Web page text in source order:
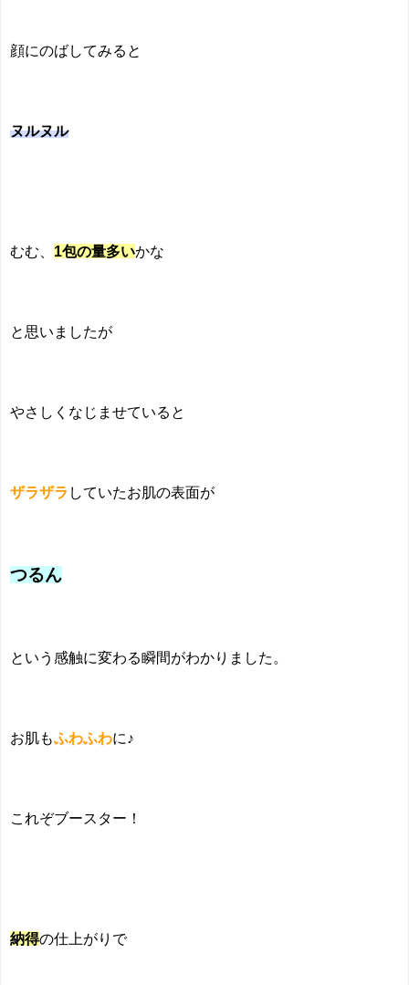
顔にのばしてみると
ヌルヌル
むむ、 1包の量多いかな
と思いましたが
やさしくなじませていると
ザラザラ していたお肌の表面が
つるん
という感触に変わる瞬間がわかりました。
お肌もふわふわに♪
これぞブースター！
納得の仕上がりで